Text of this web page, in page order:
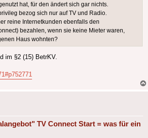
hat, für den ändert sich gar nichts.
bezog sich nur auf TV und Radio.
reine Internetkunden ebenfalls den
bezahlen, wenn sie keine Mieter waren,
Haus wohnten?
im §2 (15) BetrKV.
TV Connect Start = was für ein